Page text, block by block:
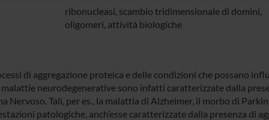
ribonucleasi, scambio tridimensionale di domini,
oligomeri, attività biologiche
di aggregazione proteica e delle condizioni che possano
neurodegenerative sono infatti caratterizzate dalla
Nervoso. Tali, per es., la malattia di Alzheimer, il morbo di
patologiche, anch’esse caratterizzate dalla presenza di